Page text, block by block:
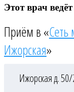
Этот врач
Приём в «Сеть
Ижорская»
Ижорская д.